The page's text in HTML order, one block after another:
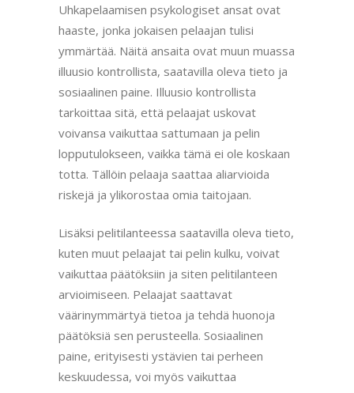
Uhkapelaamisen psykologiset ansat ovat
haaste, jonka jokaisen pelaajan tulisi
ymmärtää. Näitä ansaita ovat muun muassa
illuusio kontrollista, saatavilla oleva tieto ja
sosiaalinen paine. Illuusio kontrollista
tarkoittaa sitä, että pelaajat uskovat
voivansa vaikuttaa sattumaan ja pelin
lopputulokseen, vaikka tämä ei ole koskaan
totta. Tällöin pelaaja saattaa aliarvioida
riskejä ja ylikorostaa omia taitojaan.
Lisäksi pelitilanteessa saatavilla oleva tieto,
kuten muut pelaajat tai pelin kulku, voivat
vaikuttaa päätöksiin ja siten pelitilanteen
arvioimiseen. Pelaajat saattavat
väärinymmärtyä tietoa ja tehdä huonoja
päätöksiä sen perusteella. Sosiaalinen
paine, erityisesti ystävien tai perheen
keskuudessa, voi myös vaikuttaa